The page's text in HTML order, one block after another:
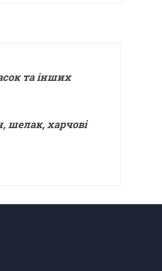
та інших
шелак, харчові